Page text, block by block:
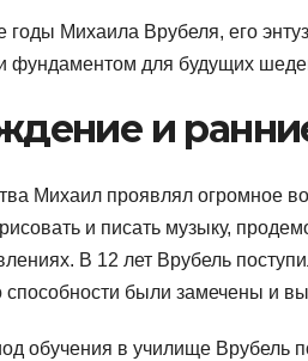
годы Михаила Врубеля, его
фундаментом для будущих
и
Михаил проявлял огромное
и писать музыку,
В 12 лет Врубель
способности были замечены и
обучения в училище Врубель